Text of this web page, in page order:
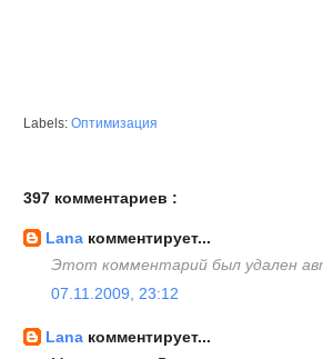
Labels: Оптимизация
397 комментариев :
Lana комментирует...
Этот комментарий был удален
07.11.2009, 23:12
Lana комментирует...